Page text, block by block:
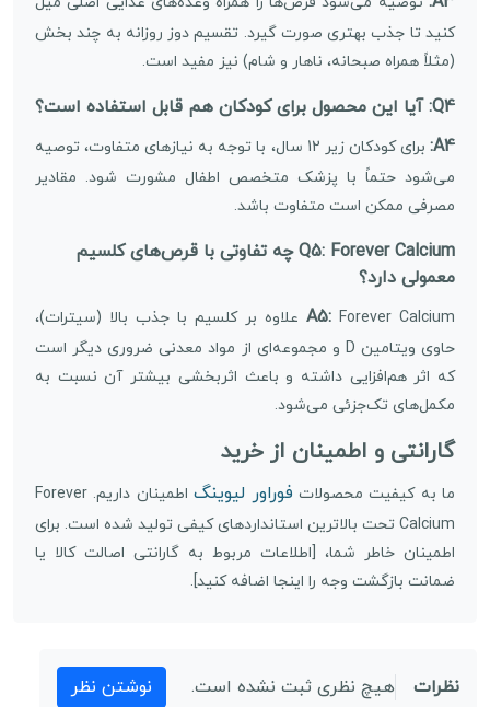
کنید تا جذب بهتری صورت گیرد. تقسیم دوز روزانه به چند بخش
(مثلاً همراه صبحانه، ناهار و شام) نیز مفید است.
Q4: آیا این محصول برای کودکان هم قابل استفاده است؟
A4:
برای کودکان زیر 12 سال، با توجه به نیازهای متفاوت، توصیه
می‌شود حتماً با پزشک متخصص اطفال مشورت شود. مقادیر
مصرفی ممکن است متفاوت باشد.
Q5: Forever Calcium چه تفاوتی با قرص‌های کلسیم
معمولی دارد؟
A5: Forever Calcium علاوه بر کلسیم با جذب بالا (سیترات)،
حاوی ویتامین D و مجموعه‌ای از مواد معدنی ضروری دیگر است
که اثر هم‌افزایی داشته و باعث اثربخشی بیشتر آن نسبت به
مکمل‌های تک‌جزئی می‌شود.
گارانتی و اطمینان از خرید
ما به کیفیت محصولات فوراور لیوینگ
اطمینان داریم. Forever
Calcium تحت بالاترین استانداردهای کیفی تولید شده است. برای
اطمینان خاطر شما، [اطلاعات مربوط به گارانتی اصالت کالا یا
ضمانت بازگشت وجه را اینجا اضافه کنید].
نظرات هیچ نظری ثبت نشده است. نوشتن نظر